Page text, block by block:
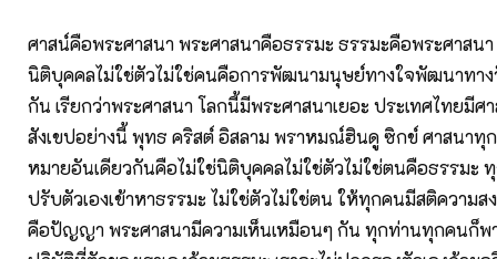
ศาสน์คือพระศาสนา พระศาสนาคือธรรมะ ธรรมะคือพระศาสน
นิติบุคคลไม่ใช่ตัวไม่ใช่คนคือการพัฒนามนุษย์ทางใจพัฒนาทา
กัน เรียกว่าพระศาสนา โลกนี้มีพระศาสนาเยอะ ประเทศไทยมี
สังเขปอย่างนี้ พุทธ คริสต์ อิสลาม พราหมณ์ฮินดู ซิกข์ ศาสนาทุก
หมายอันเดียวกันคือไม่ใช่นิติบุคคลไม่ใช่ตัวไม่ใช่ตนคือธรรมะ
ปรับตัวเองเข้าหาธรรมะ ไม่ใช่ตัวไม่ใช่ตน ให้ทุกคนมีสติความ
คือปัญญา พระศาสนามีความเห็นเหมือนๆ กัน ทุกท่านทุกคนก็พ